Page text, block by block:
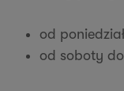
od
od soboty